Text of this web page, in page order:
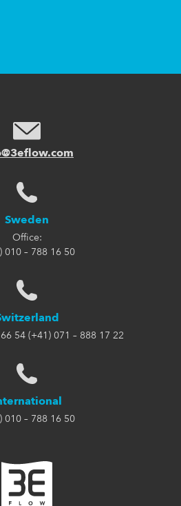
Sweden
Office:
010 – 788 16 50
54 (+41) 071 – 888 17 22
010 – 788 16 50